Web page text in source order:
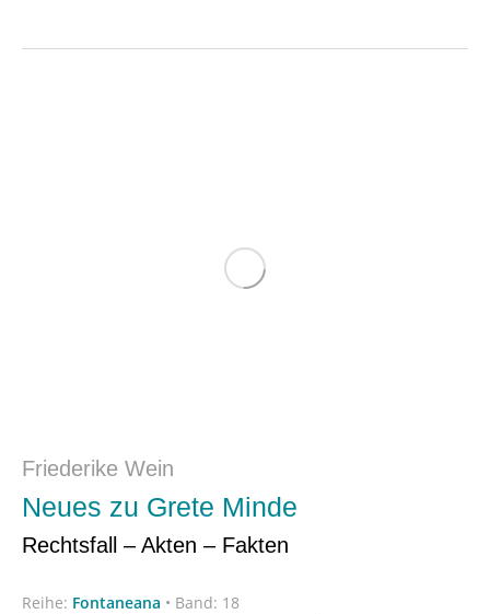
Friederike Wein
Neues zu Grete Minde
Rechtsfall – Akten – Fakten
Reihe: Fontaneana • Band: 18